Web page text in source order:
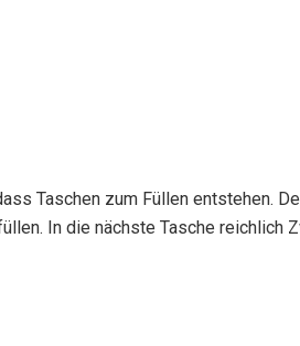
Taschen zum Füllen entstehen.
In die nächste Tasche reichlich